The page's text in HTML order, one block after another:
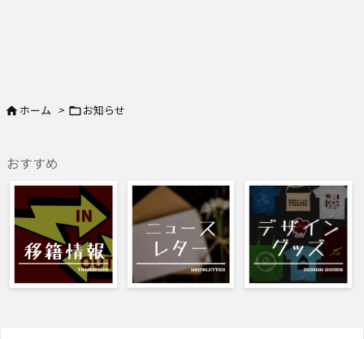
 ホーム > お知らせ
おすすめ